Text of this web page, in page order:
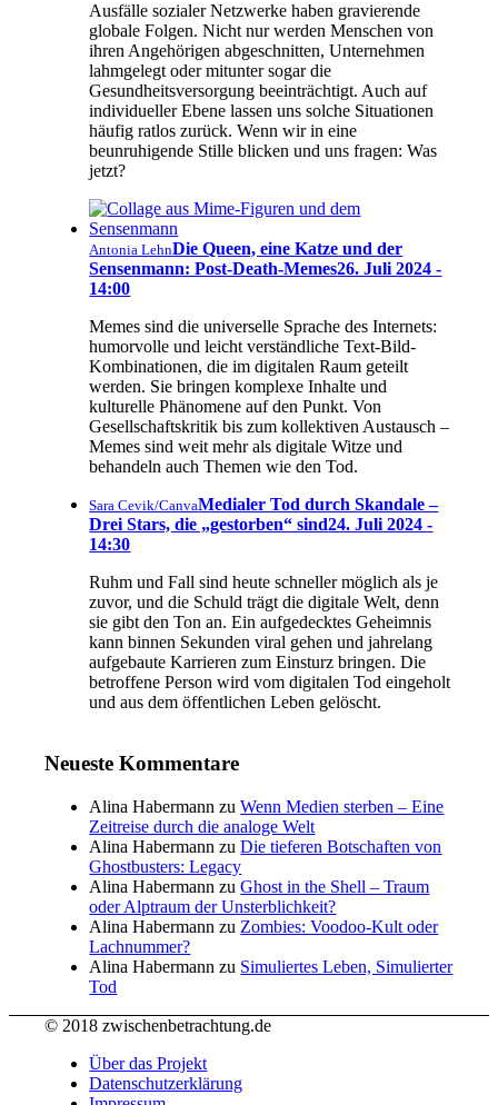
Ausfälle sozialer Netzwerke haben gravierende
globale Folgen. Nicht nur werden Menschen von
ihren Angehörigen abgeschnitten, Unternehmen
lahmgelegt oder mitunter sogar die
Gesundheitsversorgung beeinträchtigt. Auch auf
individueller Ebene lassen uns solche Situationen
häufig ratlos zurück. Wenn wir in eine
beunruhigende Stille blicken und uns fragen: Was
jetzt?
Antonia LehnDie Queen, eine Katze und der
Sensenmann: Post-Death-Memes26. Juli 2024 -
14:00
Memes sind die universelle Sprache des Internets:
humorvolle und leicht verständliche Text-Bild-
Kombinationen, die im digitalen Raum geteilt
werden. Sie bringen komplexe Inhalte und
kulturelle Phänomene auf den Punkt. Von
Gesellschaftskritik bis zum kollektiven Austausch –
Memes sind weit mehr als digitale Witze und
behandeln auch Themen wie den Tod.
Sara Cevik/CanvaMedialer Tod durch Skandale –
Drei Stars, die „gestorben“ sind24. Juli 2024 -
14:30
Ruhm und Fall sind heute schneller möglich als je
zuvor, und die Schuld trägt die digitale Welt, denn
sie gibt den Ton an. Ein aufgedecktes Geheimnis
kann binnen Sekunden viral gehen und jahrelang
aufgebaute Karrieren zum Einsturz bringen. Die
betroffene Person wird vom digitalen Tod eingeholt
und aus dem öffentlichen Leben gelöscht.
Neueste Kommentare
Alina Habermann zuWenn Medien sterben – Eine
Zeitreise durch die analoge Welt
Alina Habermann zuDie tieferen Botschaften von
Ghostbusters: Legacy
Alina Habermann zuGhost in the Shell – Traum
oder Alptraum der Unsterblichkeit?
Alina Habermann zu Zombies: Voodoo-Kult oder
Lachnummer?
Alina Habermann zu Simuliertes Leben, Simulierter
Tod
© 2018 zwischenbetrachtung.de
Über das Projekt
Datenschutzerklärung